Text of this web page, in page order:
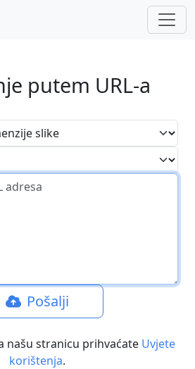
putem URL-a
Pošalji
našu stranicu prihvaćate Uvjete
korištenja.